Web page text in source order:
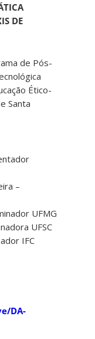
DE
de Pós-
Ético-
Santa
–
UFMG
UFSC
IFC
DA-